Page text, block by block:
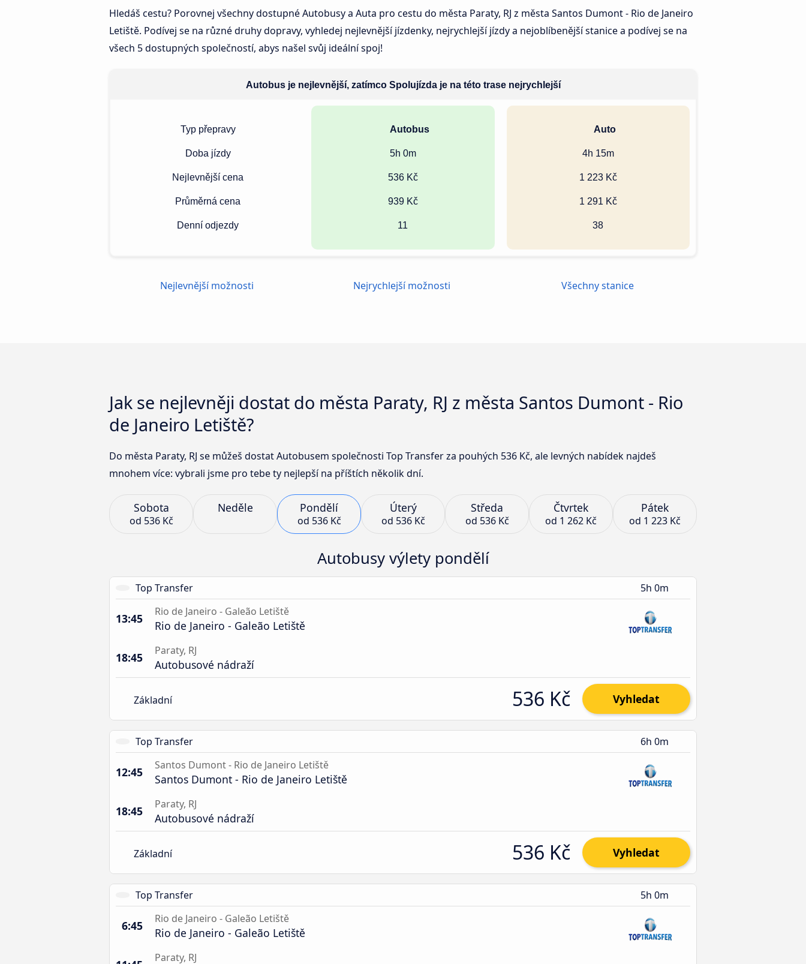
Hledáš cestu? Porovnej všechny dostupné Autobusy a Auta pro cestu do města Paraty, RJ z města Santos Dumont - Rio de Janeiro
Letiště. Podívej se na různé druhy dopravy, vyhledej nejlevnější jízdenky, nejrychlejší jízdy a nejoblíbenější stanice a podívej se na
všech 5 dostupných společností, abys našel svůj ideální spoj!
Autobus je nejlevnější, zatímco Spolujízda je na této trase nejrychlejší
Typ přepravy
Doba jízdy
Nejlevnější cena
Průměrná cena
Denní odjezdy
Autobus
5h 0m
536 Kč
939 Kč
11
Auto
4h 15m
1 223 Kč
1 291 Kč
38
Nejlevnější možnosti Nejrychlejší možnosti Všechny stanice
Jak se nejlevněji dostat do města Paraty, RJ z města Santos Dumont - Rio
de Janeiro Letiště?
Do města Paraty, RJ se můžeš dostat Autobusem společnosti Top Transfer za pouhých 536 Kč, ale levných nabídek najdeš
mnohem více: vybrali jsme pro tebe ty nejlepší na příštích několik dní.
Sobota
od 536 Kč
Neděle Pondělí
od 536 Kč
Úterý
od 536 Kč
Středa
od 536 Kč
Čtvrtek
od 1 262 Kč
Pátek
od 1 223 Kč
Autobusy výlety pondělí
Top Transfer 5h 0m
13:45 Rio de Janeiro - Galeão Letiště
Rio de Janeiro - Galeão Letiště
18:45 Paraty, RJ
Autobusové nádraží
Základní 536 Kč Vyhledat
Top Transfer 6h 0m
12:45 Santos Dumont - Rio de Janeiro Letiště
Santos Dumont - Rio de Janeiro Letiště
18:45 Paraty, RJ
Autobusové nádraží
Základní 536 Kč Vyhledat
Top Transfer 5h 0m
6:45 Rio de Janeiro - Galeão Letiště
Rio de Janeiro - Galeão Letiště
Paraty, RJ